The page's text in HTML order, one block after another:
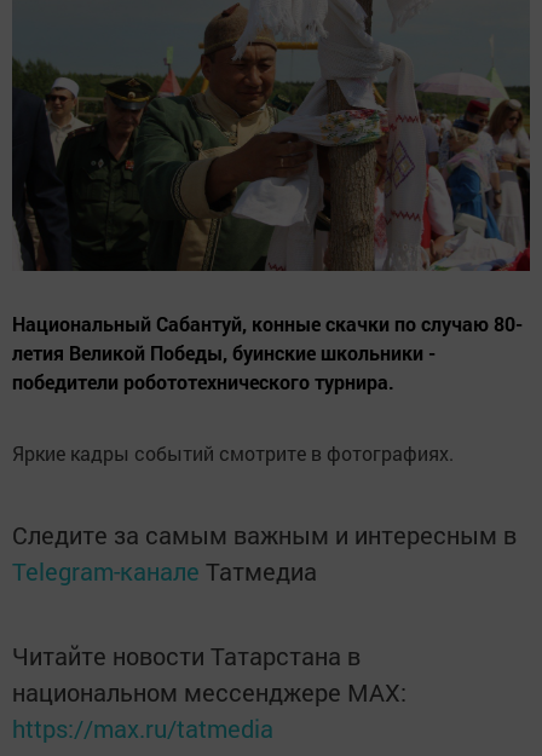
Национальный Сабантуй, конные скачки по случаю 80-
летия Великой Победы, буинские школьники -
победители робототехнического турнира.
Яркие кадры событий смотрите в фотографиях.
Следите за самым важным и интересным в
Telegram-канале Татмедиа
Читайте новости Татарстана в
национальном мессенджере MАХ:
https://max.ru/tatmedia